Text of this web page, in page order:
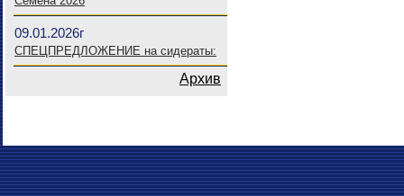
09.01.2026г
СПЕЦПРЕДЛОЖЕНИЕ на сидераты:
Архив